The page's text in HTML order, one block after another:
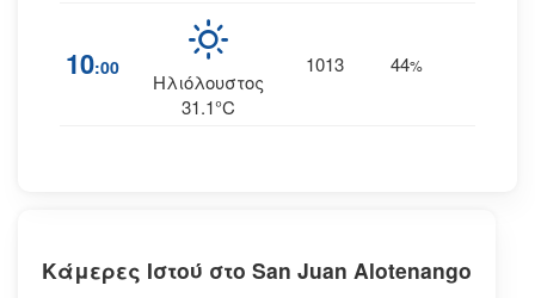
10:00
Ηλιόλουστος
31.1°C
1013 44%
Κάμερες Ιστού στο San Juan Alotenango